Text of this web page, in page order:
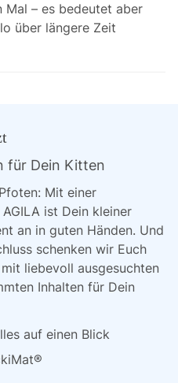
Mal – es bedeutet aber
über längere Zeit
für Dein Kitten
Mit einer
ist Dein kleiner
an in guten Händen. Und
schenken wir Euch
liebevoll ausgesuchten
Inhalten für Dein
auf einen Blick